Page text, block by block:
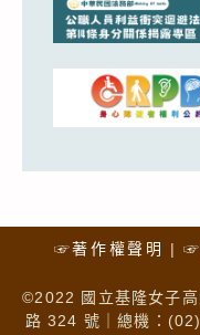
☞著作權聲明 ☞
©2022 國立基隆女子
路 324 號｜總機：